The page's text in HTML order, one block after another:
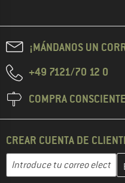
¡MÁNDANOS UN
+49 7121/70 12 0
COMPRA CONSCIENTE
CREAR CUENTA DE
Dirección de correo
Introduce aquí tu dirección